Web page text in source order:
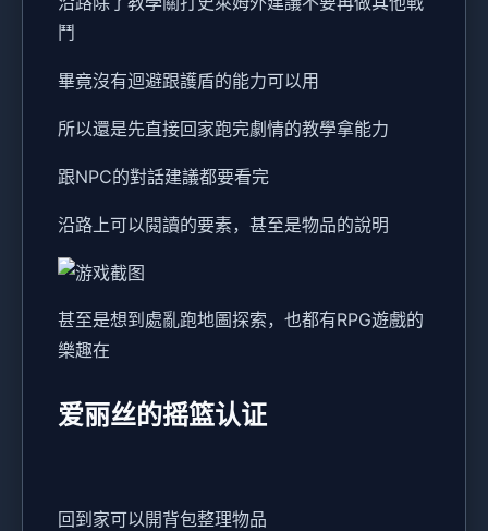
鬥
畢竟沒有迴避跟護盾的能力可以用
所以還是先直接回家跑完劇情的教學拿能力
跟NPC的對話建議都要看完
沿路上可以閱讀的要素，甚至是物品的說明
甚至是想到處亂跑地圖探索，也都有RPG遊戲的
樂趣在
爱丽丝的摇篮认证
回到家可以開背包整理物品